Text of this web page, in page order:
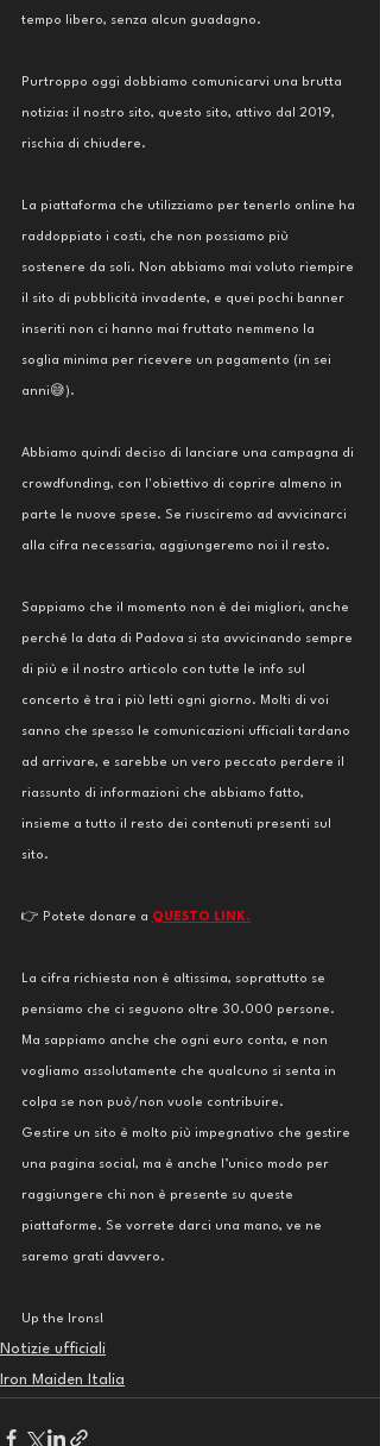
tempo libero, senza alcun guadagno.
Purtroppo oggi dobbiamo comunicarvi una brutta
notizia: il nostro sito, questo sito, attivo dal 2019,
rischia di chiudere.
La piattaforma che utilizziamo per tenerlo online ha
raddoppiato i costi, che non possiamo più
sostenere da soli. Non abbiamo mai voluto riempire
il sito di pubblicità invadente, e quei pochi banner
inseriti non ci hanno mai fruttato nemmeno la
soglia minima per ricevere un pagamento (in sei
anni😅).
Abbiamo quindi deciso di lanciare una campagna di
crowdfunding, con l'obiettivo di coprire almeno in
parte le nuove spese. Se riusciremo ad avvicinarci
alla cifra necessaria, aggiungeremo noi il resto.
Sappiamo che il momento non è dei migliori, anche
perché la data di Padova si sta avvicinando sempre
di più e il nostro articolo con tutte le info sul
concerto è tra i più letti ogni giorno. Molti di voi
sanno che spesso le comunicazioni ufficiali tardano
ad arrivare, e sarebbe un vero peccato perdere il
riassunto di informazioni che abbiamo fatto,
insieme a tutto il resto dei contenuti presenti sul
sito.
👉 Potete donare a QUESTO LINK.
La cifra richiesta non è altissima, soprattutto se
pensiamo che ci seguono oltre 30.000 persone.
Ma sappiamo anche che ogni euro conta, e non
vogliamo assolutamente che qualcuno si senta in
colpa se non può/non vuole contribuire.
Gestire un sito è molto più impegnativo che gestire
una pagina social, ma è anche l’unico modo per
raggiungere chi non è presente su queste
piattaforme. Se vorrete darci una mano, ve ne
saremo grati davvero.
Up the Irons!
Notizie ufficiali
Iron Maiden Italia